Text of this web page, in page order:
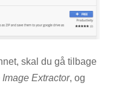
skal du gå tilbage
Extractor, og